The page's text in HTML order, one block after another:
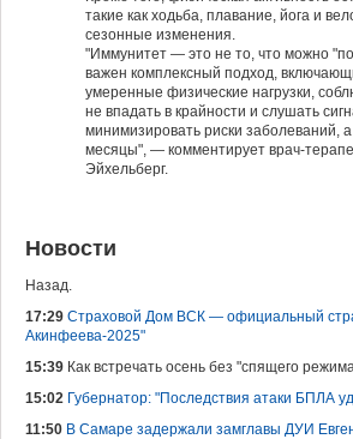
такие как ходьба, плавание, йога и
сезонные изменения.
"Иммунитет — это не то, что можно
важен комплексный подход,
умеренные физические нагрузки,
не впадать в крайности и слушать
минимизировать риски заболеваний,
месяцы", — комментирует врач-
Эйхельберг.
Новости
Назад.
17:29 Страховой Дом ВСК — официальный
Акинфеева-2025"
15:39 Как встречать осень без "спящего
15:02 Губернатор: "Последствия атаки БПЛА
11:50 В Самаре задержали замглавы ДУИ